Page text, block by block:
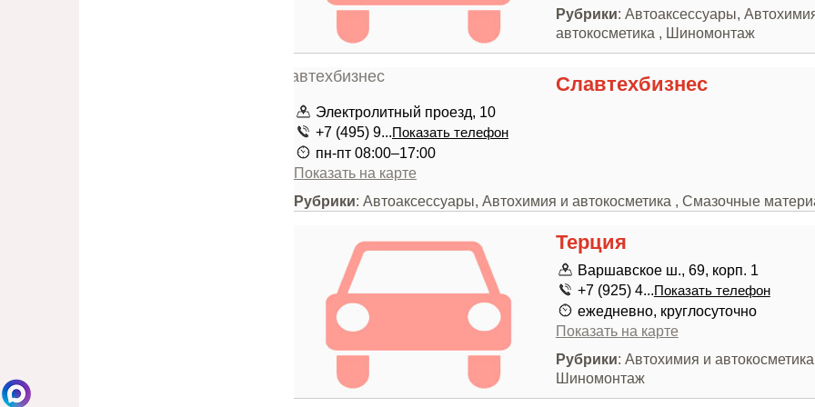
Рубрики: Автоаксессуары,
автокосметика , Шиномонтаж
Славтехбизнес
Электролитный проезд, 10
+7 (495) 9...Показать телефон
пн-пт 08:00–17:00
Показать на карте
Рубрики: Автоаксессуары, Автохимия и автокосметика , Смазочные
Терция
Варшавское ш., 69, корп. 1
+7 (925) 4...Показать телефон
ежедневно, круглосуточно
Показать на карте
Рубрики: Автохимия и
Шиномонтаж